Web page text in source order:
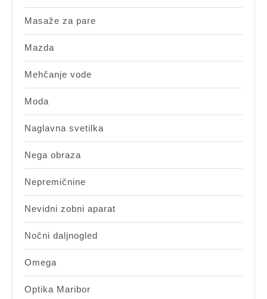
Masaže za pare
Mazda
Mehčanje vode
Moda
Naglavna svetilka
Nega obraza
Nepremičnine
Nevidni zobni aparat
Nočni daljnogled
Omega
Optika Maribor